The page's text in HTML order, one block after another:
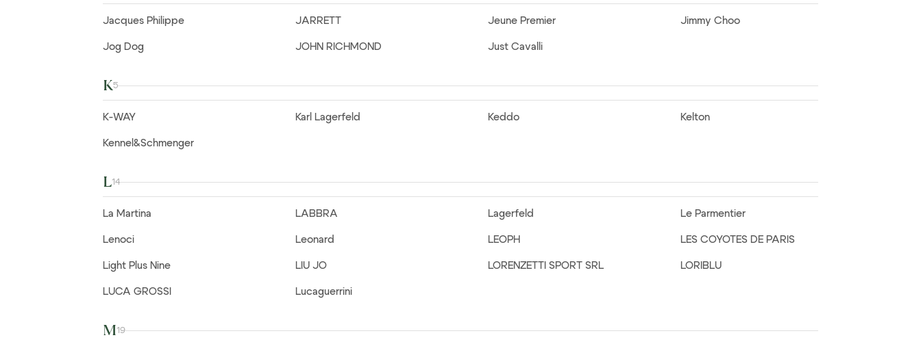
Jacques Philippe JARRETT Jeune Premier Jimmy Choo
Jog Dog JOHN RICHMOND Just Cavalli
K5
K-WAY Karl Lagerfeld Keddo Kelton
Kennel&Schmenger
L14
La Martina LABBRA Lagerfeld Le Parmentier
Lenoci Leonard LEOPH LES COYOTES DE PARIS
Light Plus Nine LIU JO LORENZETTI SPORT SRL LORIBLU
LUCA GROSSI Lucaguerrini
M19